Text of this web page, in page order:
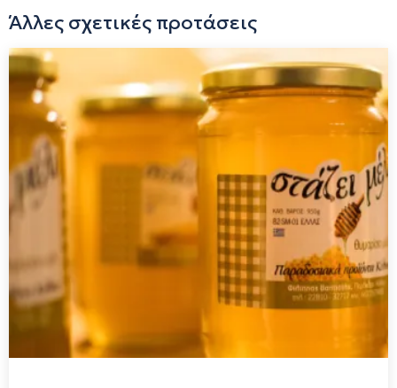
στη σύγχρονη πιστοποιημένη με ISO 22000:2005
μελισσοκομική μας μονάδα, εφαρμόζοντας τους
αυστηρότερους κανόνες ασφάλειας και υγιεινής. Έτσι
μπορούμε να εγγυηθούμε την άριστη ποιότητα του, που
εμπεριέχει όλα τα αρώματα του θυμαριού, μαζί με τις
ανεκτίμητες θεραπευτικές και θρεπτικές ιδιότητες του
μέχρι την τελευταία σταγόνα του βάζου!
Άλλες σχετικές προτάσεις